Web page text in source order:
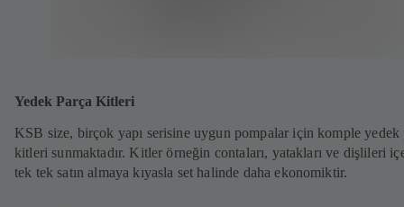
Yedek Parça Kitleri
KSB size, birçok yapı serisine uygun pompalar için komple yedek
kitleri sunmaktadır. Kitler örneğin contaları, yatakları ve dişlileri
tek tek satın almaya kıyasla set halinde daha ekonomiktir.